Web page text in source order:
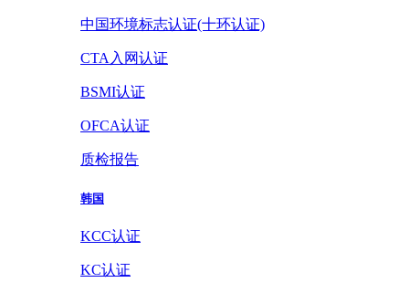
中国环境标志认证(十环认证)
CTA入网认证
BSMI认证
OFCA认证
质检报告
韩国
KCC认证
KC认证